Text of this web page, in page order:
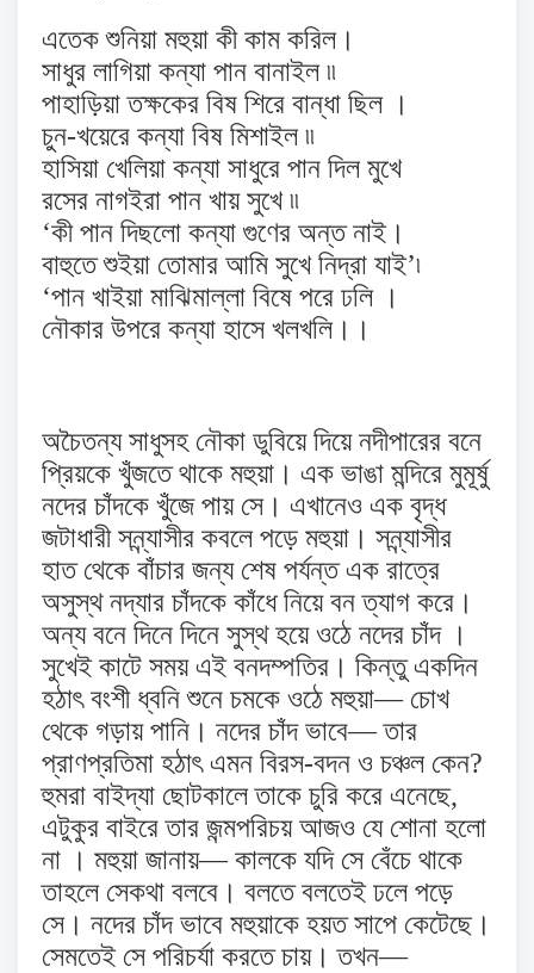
এতেক শুনিয়া মহুয়া কী কাম করিল।
সাধুর লাগিয়া কন্যা পান বানাইল ৷৷
পাহাড়িয়া তক্ষকের বিষ শিরে বান্ধা ছিল ।
চুন-খয়েরে কন্যা বিষ মিশাইল ৷৷
হাসিয়া খেলিয়া কন্যা সাধুরে পান দিল মুখে
রসের নাগইরা পান খায় সুখে ৷৷
‘কী পান দিছলো কন্যা গুণের অন্ত নাই।
বাহুতে শুইয়া তোমার আমি সুখে নিদ্রা যাই’৷
‘পান খাইয়া মাঝিমাল্লা বিষে পরে ঢলি ।
নৌকার উপরে কন্যা হাসে খলখলি।।
অচৈতন্য সাধুসহ নৌকা ডুবিয়ে দিয়ে নদীপারের বনে
প্রিয়কে খুঁজতে থাকে মহুয়া। এক ভাঙা মন্দিরে মুমূর্ষু
নদের চাঁদকে খুঁজে পায় সে। এখানেও এক বৃদ্ধ
জটাধারী সন্ন্যাসীর কবলে পড়ে মহুয়া। সন্ন্যাসীর
হাত থেকে বাঁচার জন্য শেষ পর্যন্ত এক রাত্রে
অসুস্থ নদ্যার চাঁদকে কাঁধে নিয়ে বন ত্যাগ করে।
অন্য বনে দিনে দিনে সুস্থ হয়ে ওঠে নদের চাঁদ ।
সুখেই কাটে সময় এই বনদম্পতির। কিন্তু একদিন
হঠাৎ বংশী ধ্বনি শুনে চমকে ওঠে মহুয়া— চোখ
থেকে গড়ায় পানি। নদের চাঁদ ভাবে— তার
প্রাণপ্রতিমা হঠাৎ এমন বিরস-বদন ও চঞ্চল কেন?
হুমরা বাইদ্যা ছোটকালে তাকে চুরি করে এনেছে,
এটুকুর বাইরে তার জন্মপরিচয় আজও যে শোনা হলো
না । মহুয়া জানায়— কালকে যদি সে বেঁচে থাকে
তাহলে সেকথা বলবে। বলতে বলতেই ঢলে পড়ে
সে। নদের চাঁদ ভাবে মহুয়াকে হয়ত সাপে কেটেছে।
সেমতেই সে পরিচর্যা করতে চায়। তখন—